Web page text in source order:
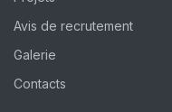
Avis de recrutement
Galerie
Contacts